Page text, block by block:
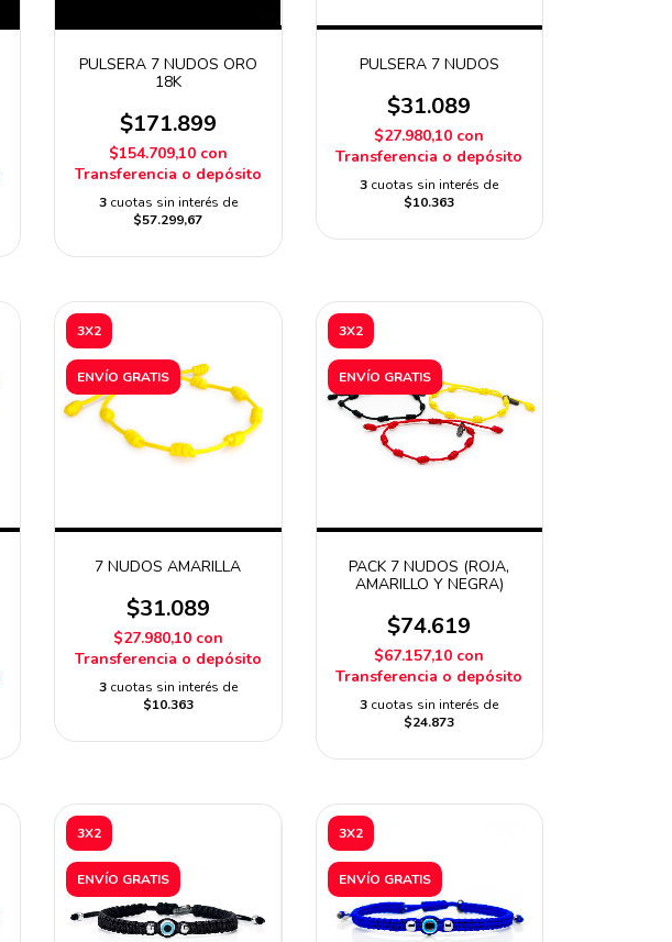
PULSERA 7 NUDOS ORO
18K
$171.899
$154.709,10 con
Transferencia o depósito
3 cuotas sin interés de
$57.299,67
PULSERA 7 NUDOS
$31.089
$27.980,10 con
Transferencia o depósito
3 cuotas sin interés de
$10.363
3X2
ENVÍO GRATIS
7 NUDOS AMARILLA
$31.089
$27.980,10 con
Transferencia o depósito
3 cuotas sin interés de
$10.363
3X2
ENVÍO GRATIS
PACK 7 NUDOS (ROJA,
AMARILLO Y NEGRA)
$74.619
$67.157,10 con
Transferencia o depósito
3 cuotas sin interés de
$24.873
3X2
ENVÍO GRATIS
3X2
ENVÍO GRATIS